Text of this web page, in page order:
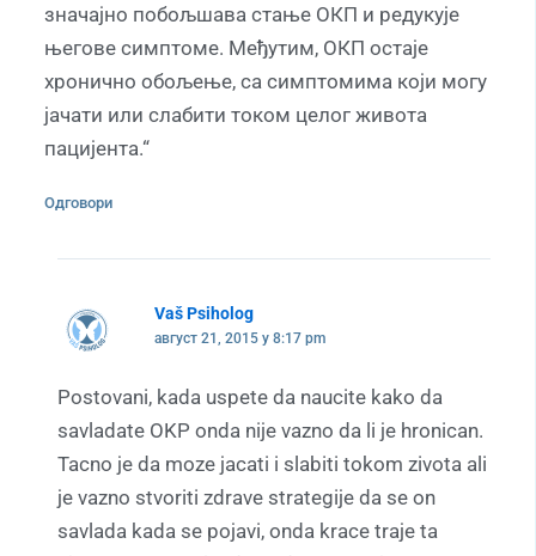
значајно побољшава стање ОКП и редукује
његове симптоме. Међутим, ОКП остаје
хронично обољење, са симптомима који могу
јачати или слабити током целог живота
пацијента.“
Одговори
Vaš Psiholog
август 21, 2015 у 8:17 pm
Postovani, kada uspete da naucite kako da
savladate OKP onda nije vazno da li je hronican.
Tacno je da moze jacati i slabiti tokom zivota ali
je vazno stvoriti zdrave strategije da se on
savlada kada se pojavi, onda krace traje ta